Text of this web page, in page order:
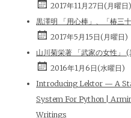
2017年11月27日(月曜日)
黒澤明 「用心棒」、「椿三
2017年5月15日(月曜日)
山川菊栄著 「武家の女性」 (
2016年1月6日(水曜日)
Introducing Lektor — A
System For Python |
Writings